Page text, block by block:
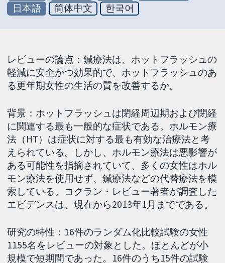
日本語
简体中文 한국어
レビューの論点：鍼療法は、ホットフラッシュの
軽減に安全かつ効果的で、ホットフラッシュのあ
る更年期女性の生活の質を改善するか。
背景：ホットフラッシュは閉経周辺期および閉経
に関連する最も一般的な症状である。ホルモン療
法（HT）は症状に対する最も有効な治療法と考
えられている。しかし、ホルモン療法は悪影響が
ある可能性を指摘されていて、多くの女性はホル
モン療法を使用せず、鍼療法などの代替療法を模
索している。コクラン・レビュー著者が調査した
エビデンスは、現在から2013年1月までである。
研究の特性：16件のランダム化比較試験の女性
1155名をレビューの対象とした。ほとんどが小
規模で短期間であった。16件のうち15件の試験